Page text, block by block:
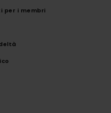
per i membri